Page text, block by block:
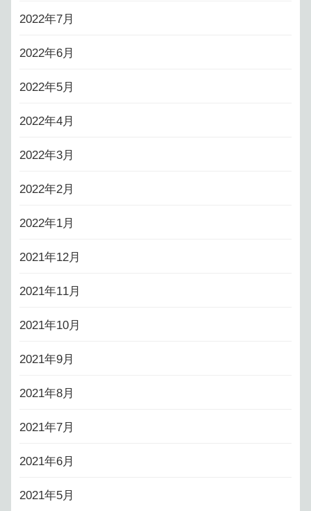
2022年7月
2022年6月
2022年5月
2022年4月
2022年3月
2022年2月
2022年1月
2021年12月
2021年11月
2021年10月
2021年9月
2021年8月
2021年7月
2021年6月
2021年5月